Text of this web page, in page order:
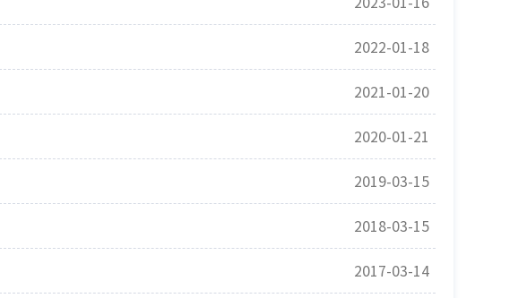
2022-01-18
2021-01-20
2020-01-21
2019-03-15
2018-03-15
2017-03-14